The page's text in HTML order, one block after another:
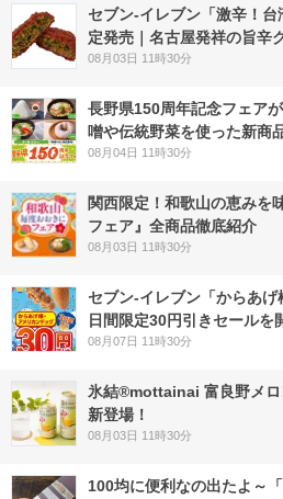
セブン-イレブン「激辛！
定発売｜名古屋発祥の旨辛
08月03日 11時30分
長野県150周年記念フェア
噌や伝統野菜を使った新商
08月04日 11時30分
関西限定！和歌山の恵みを
フェア』全商品徹底紹介
08月03日 11時30分
セブン‐イレブン「からあ
日間限定30円引きセールを
08月07日 11時30分
氷結®mottainai 富良野メロ
新登場！
08月03日 11時30分
100均に便利なの出たよ～